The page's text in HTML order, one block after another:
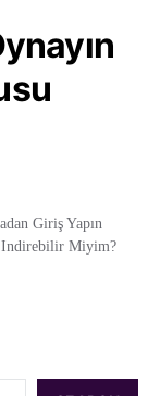
Giriş Yapın
Indirebilir Miyim?